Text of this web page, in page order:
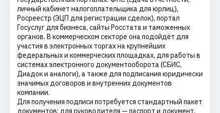
личный кабинет налогоплательщика для юрлиц),
Росреестр (ЭЦП для регистрации сделок), портал
Госуслуг для бизнеса, сайты Росстата и таможенных
органов. В коммерческом секторе она подойдёт для
участия в электронных торгах на крупнейших
федеральных и коммерческих площадках, для работы в
системах электронного документооборота (СБИС,
Диадок и аналоги), а также для подписания юридически
значимых договоров и внутренних документов
компании.
Для получения подписи потребуется стандартный пакет
документов: для руководителя — паспорт и документ,